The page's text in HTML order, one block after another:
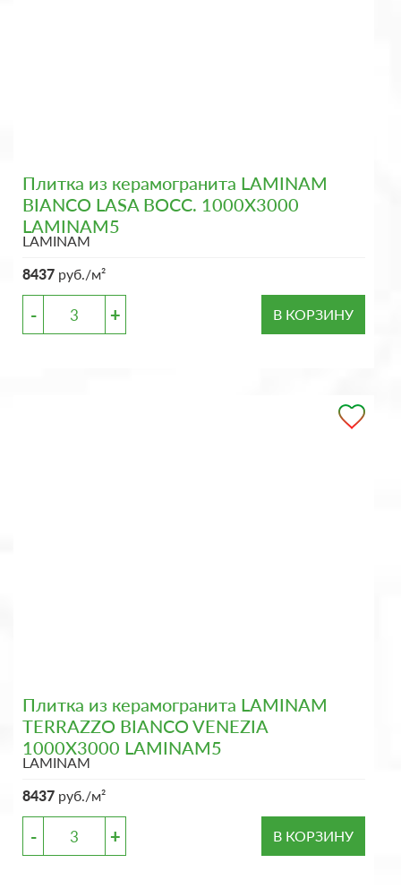
Плитка из керамогранита LAMINAM
BIANCO LASA BOCC. 1000X3000
LAMINAM5
LAMINAM
8437 руб./м²
- + В КОРЗИНУ
Плитка из керамогранита LAMINAM
TERRAZZO BIANCO VENEZIA
1000X3000 LAMINAM5
LAMINAM
8437 руб./м²
- + В КОРЗИНУ